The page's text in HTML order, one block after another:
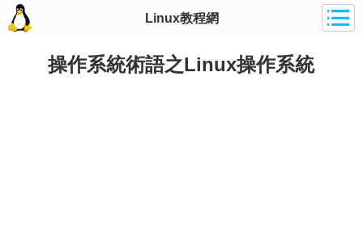
Linux教程網
操作系統術語之Linux操作系統